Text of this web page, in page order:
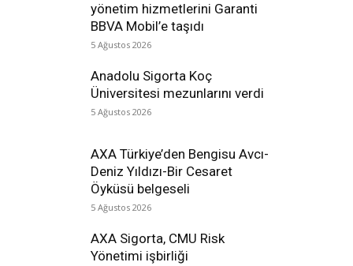
yönetim hizmetlerini Garanti
BBVA Mobil’e taşıdı
5 Ağustos 2026
Anadolu Sigorta Koç
Üniversitesi mezunlarını verdi
5 Ağustos 2026
AXA Türkiye’den Bengisu Avcı-
Deniz Yıldızı-Bir Cesaret
Öyküsü belgeseli
5 Ağustos 2026
AXA Sigorta, CMU Risk
Yönetimi işbirliği